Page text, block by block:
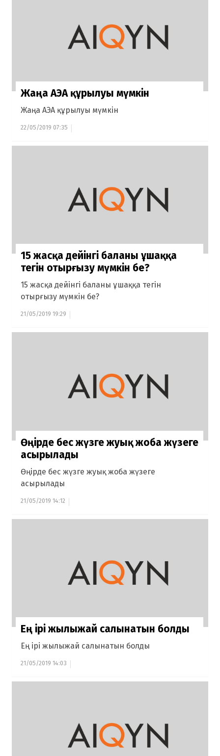
Жаңа АЭА құрылуы мүмкін
Жаңа АЭА құрылуы мүмкін
22/05/2019 07:35
15 жасқа дейінгі баланы ұшаққа
тегін отырғызу мүмкін бе?
15 жасқа дейінгі баланы ұшаққа тегін
отырғызу мүмкін бе?
21/05/2019 19:29
Өңірде бес жүзге жуық жоба жүзеге
асырылады
Өңірде бес жүзге жуық жоба жүзеге
асырылады
21/05/2019 14:12
Ең ірі жылыжай салынатын болды
Ең ірі жылыжай салынатын болды
21/05/2019 14:03